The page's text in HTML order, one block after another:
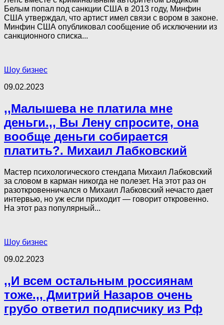
Белым попал под санкции США в 2013 году, Минфин
США утверждал, что артист имел связи с вором в законе.
Минфин США опубликовал сообщение об исключении из
санкционного списка...
Шоу бизнес
09.02.2023
,,Малышева не платила мне
деньги.,, Вы Лену спросите, она
вообще деньги собирается
платить?. Михаил Лабковский
Мастер психологического стендапа Михаил Лабковский
за словом в карман никогда не полезет. На этот раз он
разоткровенничался о Михаил Лабковский нечасто дает
интервью, но уж если приходит — говорит откровенно.
На этот раз популярный...
Шоу бизнес
09.02.2023
,,И всем остальным россиянам
тоже.,, Дмитрий Назаров очень
грубо ответил подписчику из Рф